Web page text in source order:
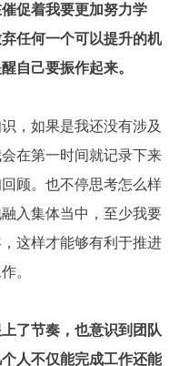
促着我要更加努力学
任何一个可以提升的机
自己要振作起来。
，如果是我还没有涉及
在第一时间就记录下来
顾。也不停思考怎么样
入集体当中，至少我要
这样才能够有利于推进
。
了节奏，也意识到团队
人不仅能完成工作还能